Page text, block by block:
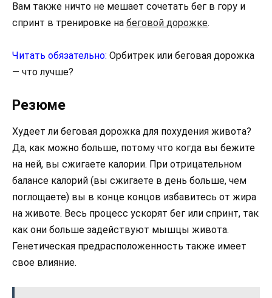
Вам также ничто не мешает сочетать бег в гору и
спринт в тренировке на беговой дорожке.
Читать обязательно: Орбитрек или беговая дорожка
— что лучше?
Резюме
Худеет ли беговая дорожка для похудения живота?
Да, как можно больше, потому что когда вы бежите
на ней, вы сжигаете калории. При отрицательном
балансе калорий (вы сжигаете в день больше, чем
поглощаете) вы в конце концов избавитесь от жира
на животе. Весь процесс ускорят бег или спринт, так
как они больше задействуют мышцы живота.
Генетическая предрасположенность также имеет
свое влияние.